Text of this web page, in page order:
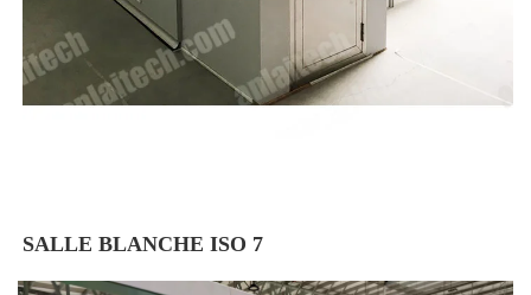
SALLE BLANCHE ISO 7